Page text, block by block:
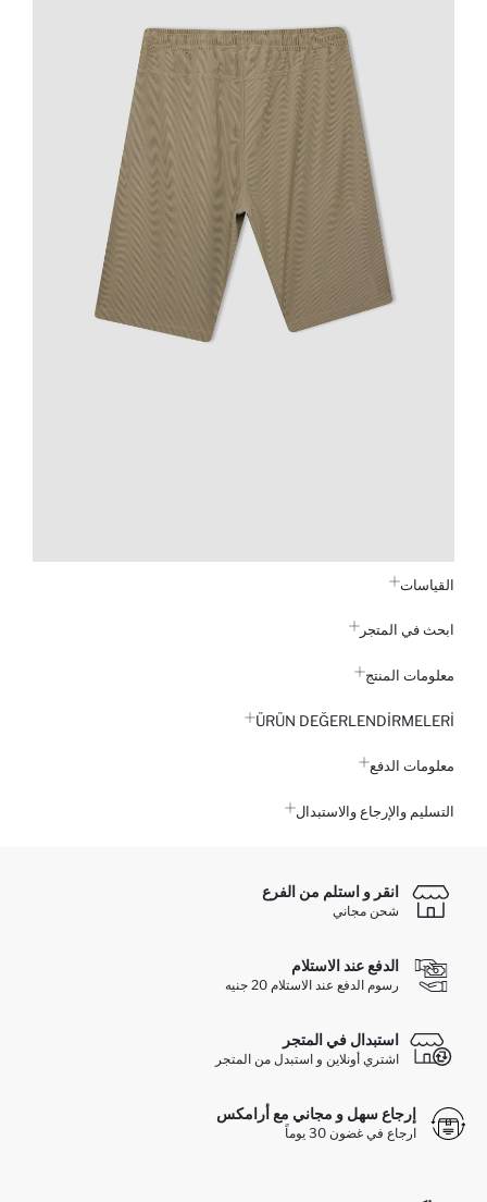
القياسات
ابحث في المتجر
معلومات المنتج
ÜRÜN DEĞERLENDİRMELERİ
معلومات الدفع
التسليم والإرجاع والاستبدال
انقر و استلم من الفرع
شحن مجاني
الدفع عند الاستلام
رسوم الدفع عند الاستلام 20 جنيه
استبدال في المتجر
اشتري أونلاين و استبدل من المتجر
إرجاع سهل و مجاني مع أرامكس
ارجاع في غضون 30 يوماً